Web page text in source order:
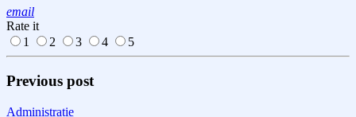
email
Rate it
1
2 3 4 5
Previous post
Administrație